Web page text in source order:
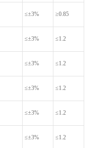
≤±3% ≥0.85
≤±3% ≤1.2
≤±3% ≤1.2
≤±3% ≤1.2
≤±3% ≤1.2
≤±3% ≤1.2